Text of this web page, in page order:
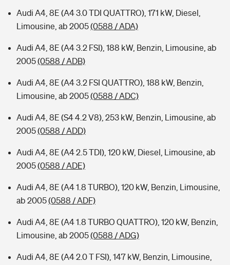
Audi A4, 8E (A4 3.0 TDI QUATTRO), 171 kW, Diesel,
Limousine, ab 2005(0588 / ADA)
Audi A4, 8E (A4 3.2 FSI), 188 kW, Benzin, Limousine, ab
2005(0588 / ADB)
Audi A4, 8E (A4 3.2 FSI QUATTRO), 188 kW, Benzin,
Limousine, ab 2005(0588 / ADC)
Audi A4, 8E (S4 4.2 V8), 253 kW, Benzin, Limousine, ab
2005(0588 / ADD)
Audi A4, 8E (A4 2.5 TDI), 120 kW, Diesel, Limousine, ab
2005(0588 / ADE)
Audi A4, 8E (A4 1.8 TURBO), 120 kW, Benzin, Limousine,
ab 2005(0588 / ADF)
Audi A4, 8E (A4 1.8 TURBO QUATTRO), 120 kW, Benzin,
Limousine, ab 2005(0588 / ADG)
Audi A4, 8E (A4 2.0 T FSI), 147 kW, Benzin, Limousine,